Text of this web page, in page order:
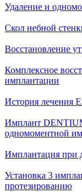
Удаление и
Скол небной
Восстановление
Комплексное
имплантации
История лечения
Имплант
одномоментной
Имплантация при
Установка 3
протезированию